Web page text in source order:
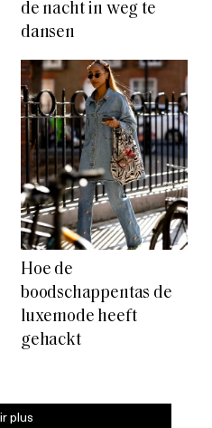
de nacht in weg te
dansen
Hoe de
boodschappentas de
luxemode heeft
gehackt
plus